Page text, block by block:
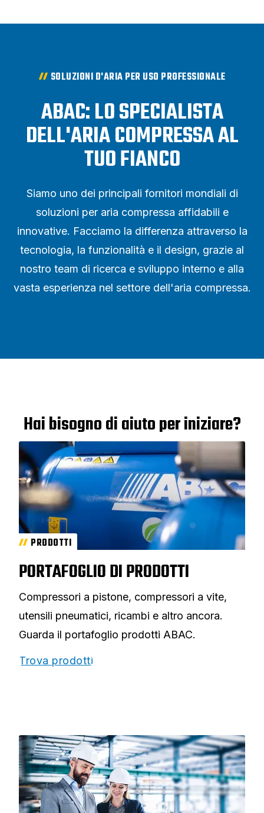
SOLUZIONI D'ARIA PER USO PROFESSIONALE
ABAC: LO SPECIALISTA
DELL'ARIA COMPRESSA AL
TUO FIANCO
Siamo uno dei principali fornitori mondiali di
soluzioni per aria compressa affidabili e
innovative. Facciamo la differenza attraverso la
tecnologia, la funzionalità e il design, grazie al
nostro team di ricerca e sviluppo interno e alla
vasta esperienza nel settore dell'aria compressa.
Hai bisogno di aiuto per iniziare?
PRODOTTI
PORTAFOGLIO DI PRODOTTI
Compressori a pistone, compressori a vite,
utensili pneumatici, ricambi e altro ancora.
Guarda il portafoglio prodotti ABAC.
Trova prodotti